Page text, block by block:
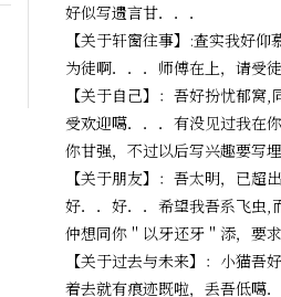
好似写遗言甘．．．
【关于轩窗往事】:查实我好
为徒啊．．．师傅在上，请受
【关于自己】：吾好扮忧郁窝
受欢迎噶．．．有没见过我在
你甘强，不过以后写兴趣要写
【关于朋友】：吾太明，已超
好．．好．．希望我吾系飞虫,
仲想同你＂以牙还牙＂添，要
【关于过去与未来】：小猫吾
着去就有痕迹既啦，丢吾低噶